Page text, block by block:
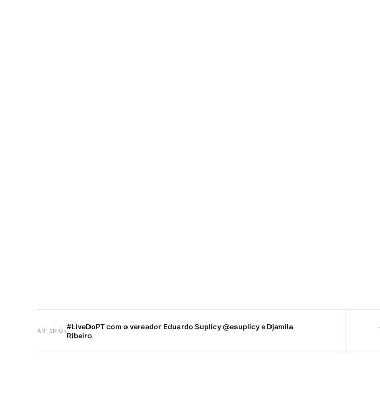
ANTERIOR#LiveDoPT com o vereador Eduardo Suplicy @esuplicy e Djamila
Ribeiro